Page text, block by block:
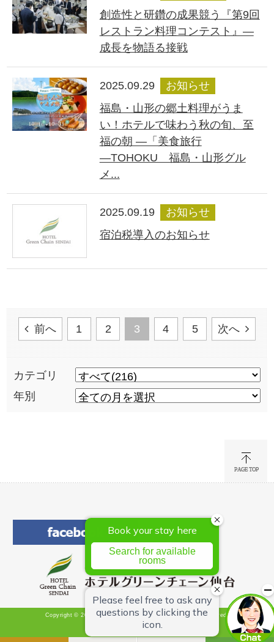
創造性と研鑽の成果競う『第9回
レストラン料理コンテスト』―
成長を物語る接戦
2025.09.29
お知らせ
福島・山形の郷土料理がうま
い！ホテルで味わう秋の旬、至
福の朝 ―「美食旅行
―TOHOKU 福島・山形グル
メ...
2025.09.19
お知らせ
宿泊税導入のお知らせ
前へ 1 2 3 4 5 次へ
カテゴリ
年別
Copyright © 2026 Hotel Green Chain Sendai All Rights Reserved.